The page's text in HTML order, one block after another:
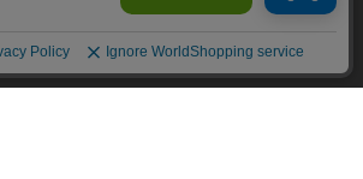
イバシーポリシーをご確認ください。
承諾する